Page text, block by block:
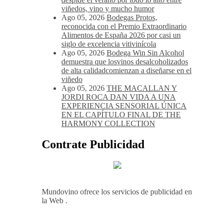
Ago 05, 2026 La D.O. Cariñena prevé
vendimiar este año hasta 5 millones de
kilos de uva más que en 2025
Ago 05, 2026 Noites Méndez-Rojo
despide el verano por todo lo alto entre
viñedos, vino y mucho humor
Ago 05, 2026 Bodegas Protos,
reconocida con el Premio Extraordinario
Alimentos de España 2026 por casi un
siglo de excelencia vitivinícola
Ago 05, 2026 Bodega Win Sin Alcohol
demuestra que losvinos desalcoholizados
de alta calidadcomienzan a diseñarse en el
viñedo
Ago 05, 2026 THE MACALLAN Y
EXPERIENCIA SENSORIAL ÚNICA
HARMONY COLLECTION